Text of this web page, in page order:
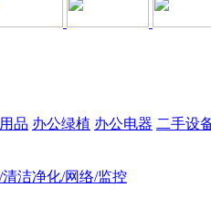
品 办公绿植 办公电器 二手设
洁净化/网络/监控